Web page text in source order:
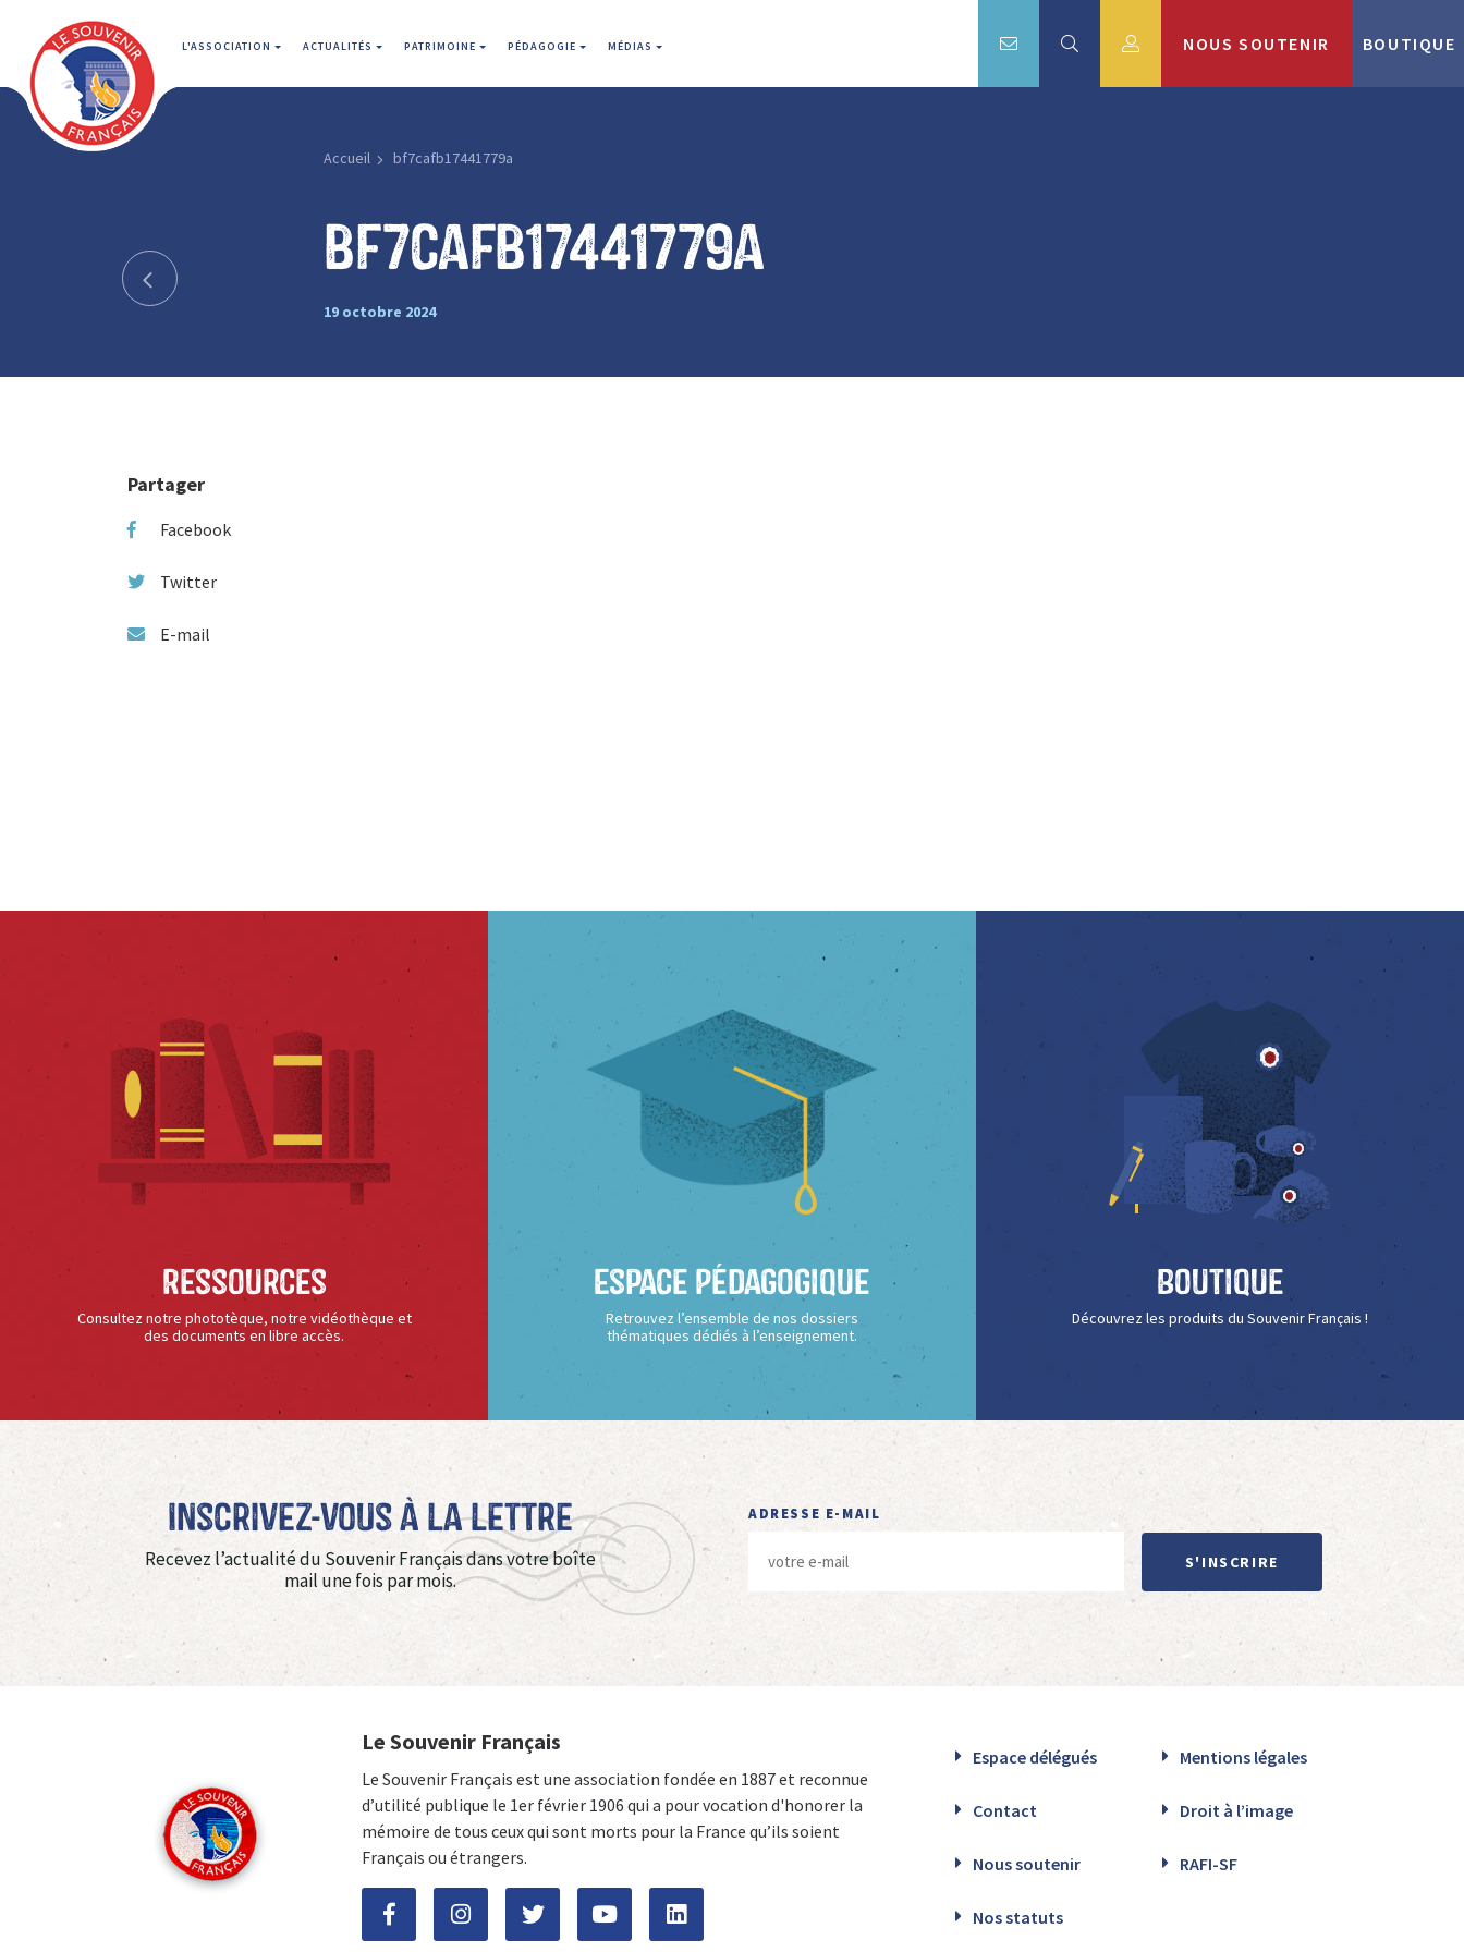
L'ASSOCIATION ACTUALITÉS PATRIMOINE PÉDAGOGIE MÉDIAS NOUS SOUTENIR BOUTIQUE
Accueil bf7cafb17441779a
bf7cafb17441779a
19 octobre 2024
Partager
Facebook
Twitter
E-mail
Ressources
Consultez notre phototèque, notre vidéothèque et
des documents en libre accès.
Espace Pédagogique
Retrouvez l’ensemble de nos dossiers
thématiques dédiés à l’enseignement.
Boutique
Découvrez les produits du Souvenir Français !
Inscrivez-vous à La Lettre
Recevez l’actualité du Souvenir Français dans votre boîte
mail une fois par mois.
ADRESSE E-MAIL
S'INSCRIRE
Le Souvenir Français
Le Souvenir Français est une association fondée en 1887 et reconnue
d’utilité publique le 1er février 1906 qui a pour vocation d'honorer la
mémoire de tous ceux qui sont morts pour la France qu’ils soient
Français ou étrangers.
Espace délégués Mentions légales
Contact Droit à l’image
Nous soutenir RAFI-SF
Nos statuts